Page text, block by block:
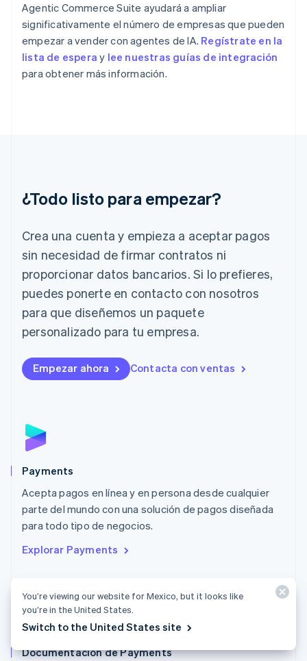
Agentic Commerce Suite ayudará a ampliar
significativamente el número de empresas que pueden
empezar a vender con agentes de IA. Regístrate en la
lista de espera y lee nuestras guías de integración
para obtener más información.
¿Todo listo para empezar?
Crea una cuenta y empieza a aceptar pagos
sin necesidad de firmar contratos ni
proporcionar datos bancarios. Si lo prefieres,
puedes ponerte en contacto con nosotros
para que diseñemos un paquete
personalizado para tu empresa.
Empezar ahora Contacta con ventas
Payments
Acepta pagos en línea y en persona desde cualquier
parte del mundo con una solución de pagos diseñada
para todo tipo de negocios.
Explorar Payments
Documentación de Payments
Estonia
English
Finlandia
English
FrançaisEnglish
Irlanda
Italia
English
Japón
日本語English
Letonia
Liechtenstein
DeutschEnglish
English
Luxemburgo
Malta
English
Español
English
Nueva Zelandia
English
NederlandsEnglish
Portugal
PortuguêsEnglish
RAE de Hong Kong, China
Reino Unido
You’re viewing our website for Mexico, but it looks like
you’re in the United States.
Switch to the United States site